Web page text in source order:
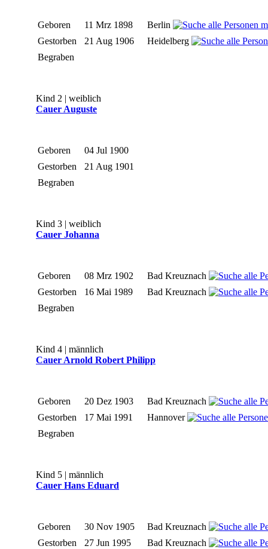
Geboren 11 Mrz 1898
Berlin
Gestorben
21 Aug 1906
Heidelberg
Begraben
Kind 2 | weiblich
Cauer Auguste
Geboren
04 Jul 1900
Gestorben
21 Aug 1901
Begraben
Kind 3 | weiblich
Cauer Johanna
Geboren 08 Mrz 1902
Bad Kreuznach
Gestorben
16 Mai 1989
Bad Kreuznach
Begraben
Kind 4 | männlich
Cauer Arnold Robert Philipp
Geboren 20 Dez 1903
Bad Kreuznach
Gestorben
17 Mai 1991
Hannover
Begraben
Kind 5 | männlich
Cauer Hans Eduard
Geboren 30 Nov 1905
Bad Kreuznach
Gestorben
27 Jun 1995
Bad Kreuznach